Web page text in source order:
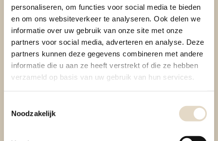
personaliseren, om functies voor social media te bieden
en om ons websiteverkeer te analyseren. Ook delen we
informatie over uw gebruik van onze site met onze
partners voor social media, adverteren en analyse. Deze
partners kunnen deze gegevens combineren met andere
informatie die u aan ze heeft verstrekt of die ze hebben
verzameld op basis van uw gebruik van hun services.
Noodzakelijk
Staanders 40x40 Vario Dicht gebruikt
voor € 12,50